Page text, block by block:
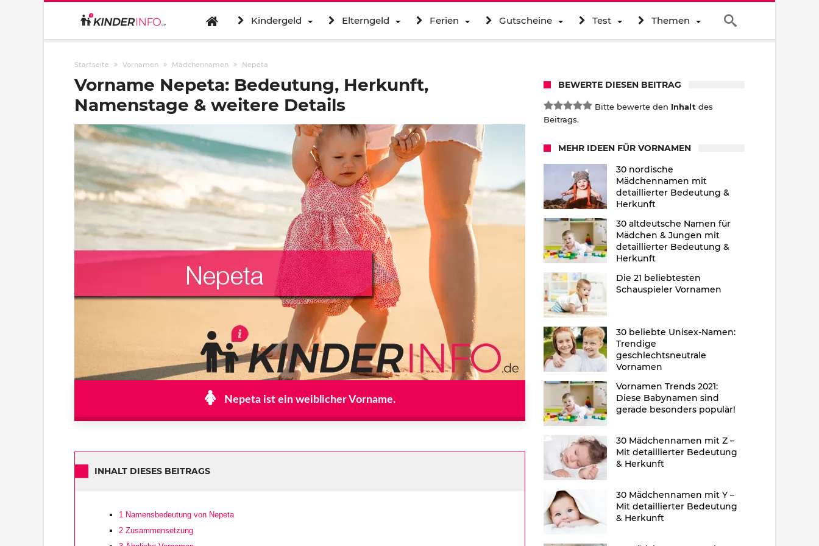
Kindergeld Elterngeld Ferien Gutscheine Test Themen
Startseite Vornamen Mädchennamen Nepeta
Vorname Nepeta: Bedeutung, Herkunft,
Namenstage & weitere Details
Nepeta ist ein weiblicher Vorname.
INHALT DIESES BEITRAGS
1 Namensbedeutung von Nepeta
2 Zusammensetzung
BEWERTE DIESEN BEITRAG
Bitte bewerte den Inhalt des
Beitrags.
MEHR IDEEN FÜR VORNAMEN
30 nordische
Mädchennamen mit
detaillierter Bedeutung &
Herkunft
30 altdeutsche Namen für
Mädchen & Jungen mit
detaillierter Bedeutung &
Herkunft
Die 21 beliebtesten
Schauspieler Vornamen
30 beliebte Unisex-Namen:
Trendige
geschlechtsneutrale
Vornamen
Vornamen Trends 2021:
Diese Babynamen sind
gerade besonders populär!
30 Mädchennamen mit Z –
Mit detaillierter Bedeutung
& Herkunft
30 Mädchennamen mit Y –
Mit detaillierter Bedeutung
& Herkunft